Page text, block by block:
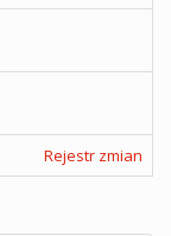
Rejestr zmian